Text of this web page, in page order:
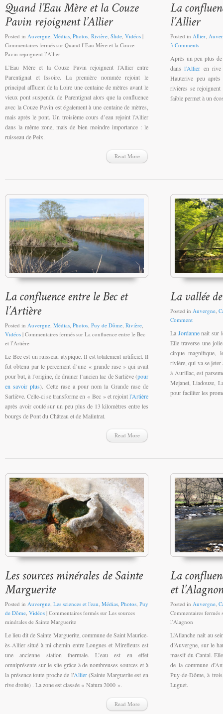
Posted in Auvergne, Médias, Photos, Rivière, Slide, Vidéos |
Commentaires fermés sur Quand l’Eau Mère et la Couze
Pavin rejoignent l’Allier
L’Eau Mère et la Couze Pavin rejoignent l’Allier entre
Parentignat et Issoire. La première nommée rejoint le
principal affluent de la Loire une centaine de mètres avant le
vieux pont suspendu de Parentignat alors que la confluence
avec la Couze Pavin est également à une centaine de mètres,
mais après le pont. Un troisième cours d’eau rejoint l’Allier
dans la même zone, mais de bien moindre importance : le
ruisseau de Peix.
Read More
Posted in Allier,
3 Comments
Après un peu plus
dansl’Allier en rive
Hauterive peu
rivières se rejoignent
faible permet à un
Posted in Auvergne Médias Photos Puy de Dôme Rivière
Vidéos | Commentaires fermés sur La confluence entre le Bec
et l’Artière
Le Bec est un ruisseau atypique. Il est totalement artificiel. Il
fut obtenu par le percement d’une « grande rase » qui avait
pour but, à l’origine, de drainer l’ancien lac de Sarliève (pour
en savoir plus). Cette rase a pour nom la Grande rase de
Sarliève. Celle-ci se transforme en « Bec » et rejointl’Artière
après avoir coulé sur un peu plus de 13 kilomètres entre les
bourgs de Pont du Château et de Malintrat.
Read More
Posted in Auvergne,
Comment
La Jordannenait sur
Elle traverse une
cirque magnifique,
rivière, qui va se jeter
à Aurillac, est
Mejanet, Liadouze,
pour faciliter les
Posted in Auvergne, Les sciences et l'eau, Médias, Photos, Puy
de Dôme, Vidéos | Commentaires fermés sur Les sources
minérales de Sainte Marguerite
Le lieu dit de Sainte Marguerite, commune de Saint Maurice-
ès-Allier situé à mi chemin entre Longues et Mirefleurs est
une ancienne station thermale. L’eau est en effet
omniprésente sur le site grâce à de nombreuses sources et à
la présence toute proche de l’Allier(Sainte Marguerite est en
rive droite) . La zone est classée « Natura 2000 ».
Read More
Posted in Auvergne,
Commentaires fermés
l’Alagnon
L’Allanche naît au
d’Auvergne, sur le
massif du Cantal.
de la commune
Puy-de-Dôme, à
Luguet.